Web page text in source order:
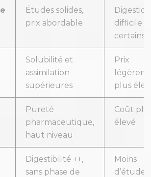
Études solides,
prix abordable
Digestion
difficile
certains
Solubilité et
assimilation
supérieures
Prix
plus
Pureté
pharmaceutique,
haut niveau
Coût
élevé
Digestibilité ++,
sans phase de
Moins
d’études